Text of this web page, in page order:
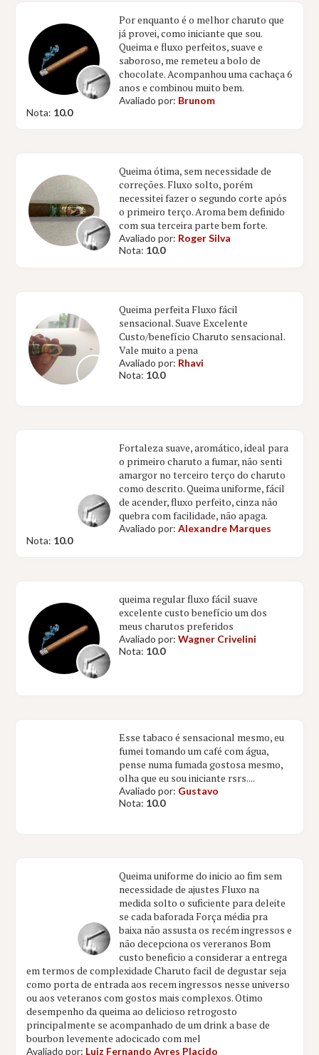
Por enquanto é o melhor charuto que
já provei, como iniciante que sou.
Queima e fluxo perfeitos, suave e
saboroso, me remeteu a bolo de
chocolate. Acompanhou uma cachaça 6
anos e combinou muito bem.
Avaliado por: Brunom
Nota: 10.0
Queima ótima, sem necessidade de
correções. Fluxo solto, porém
necessitei fazer o segundo corte após
o primeiro terço. Aroma bem definido
com sua terceira parte bem forte.
Avaliado por: Roger Silva
Nota: 10.0
Queima perfeita Fluxo fácil
sensacional. Suave Excelente
Custo/benefício Charuto sensacional.
Vale muito a pena
Avaliado por: Rhavi
Nota: 10.0
Fortaleza suave, aromático, ideal para
o primeiro charuto a fumar, não senti
amargor no terceiro terço do charuto
como descrito. Queima uniforme, fácil
de acender, fluxo perfeito, cinza não
quebra com facilidade, não apaga.
Avaliado por:Alexandre Marques
Nota: 10.0
queima regular fluxo fácil suave
excelente custo benefício um dos
meus charutos preferidos
Avaliado por:Wagner Crivelini
Nota: 10.0
Esse tabaco é sensacional mesmo, eu
fumei tomando um café com água,
pense numa fumada gostosa mesmo,
olha que eu sou iniciante rsrs....
Avaliado por: Gustavo
Nota: 10.0
Queima uniforme do inicio ao fim sem
necessidade de ajustes Fluxo na
medida solto o suficiente para deleite
se cada baforada Força média pra
baixa não assusta os recém ingressos e
não decepciona os vereranos Bom
custo beneficio a considerar a entrega
em termos de complexidade Charuto facil de degustar seja
como porta de entrada aos recem ingressos nesse universo
ou aos veteranos com gostos mais complexos. Otimo
desempenho da queima ao delicioso retrogosto
principalmente se acompanhado de um drink a base de
bourbon levemente adocicado com mel
Avaliado por: Luiz Fernando Ayres Placido